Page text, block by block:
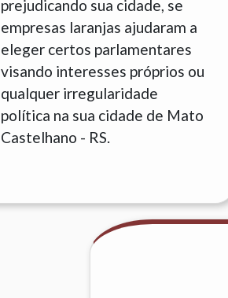
prejudicando sua cidade, se
empresas laranjas ajudaram a
eleger certos parlamentares
visando interesses próprios ou
qualquer irregularidade
política na sua cidade de Mato
Castelhano - RS.